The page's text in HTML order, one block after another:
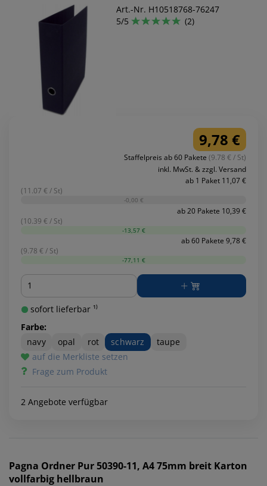
Art.-Nr. H10518768-76247
5/5
(2)
9,78 €
Staffelpreis ab 60 Pakete (9.78 € / St)
inkl. MwSt. & zzgl. Versand
ab 1 Paket 11,07 €
(11.07 € / St)
-0,00 €
ab 20 Pakete 10,39 €
(10.39 € / St)
-13,57 €
ab 60 Pakete 9,78 €
(9.78 € / St)
-77,11 €
Menge
sofort lieferbar ¹⁾
Farbe:
navy
opal rot schwarz
taupe
auf die Merkliste setzen
Frage zum Produkt
2 Angebote verfügbar
Pagna Ordner Pur 50390-11, A4 75mm breit Karton
vollfarbig hellbraun